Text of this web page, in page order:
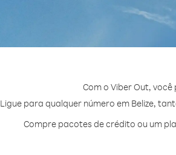
Com o Viber Out,
Ligue para qualquer número em Belize,
Compre pacotes de crédito ou um